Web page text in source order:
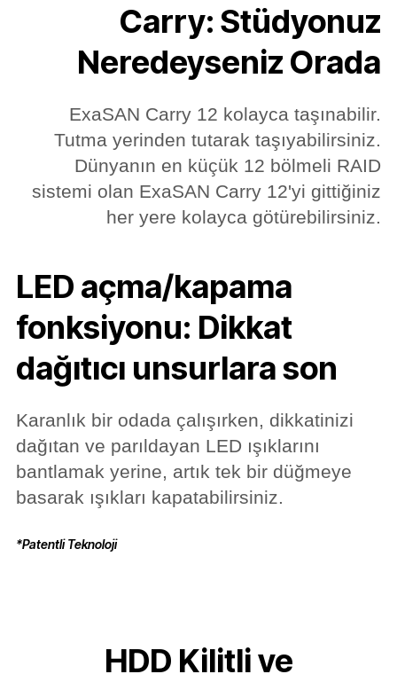
Carry: Stüdyonuz
Neredeyseniz Orada
ExaSAN Carry 12 kolayca taşınabilir.
Tutma yerinden tutarak taşıyabilirsiniz.
Dünyanın en küçük 12 bölmeli RAID
sistemi olan ExaSAN Carry 12'yi gittiğiniz
her yere kolayca götürebilirsiniz.
LED açma/kapama
fonksiyonu: Dikkat
dağıtıcı unsurlara son
Karanlık bir odada çalışırken, dikkatinizi
dağıtan ve parıldayan LED ışıklarını
bantlamak yerine, artık tek bir düğmeye
basarak ışıkları kapatabilirsiniz.
*Patentli Teknoloji
HDD Kilitli ve